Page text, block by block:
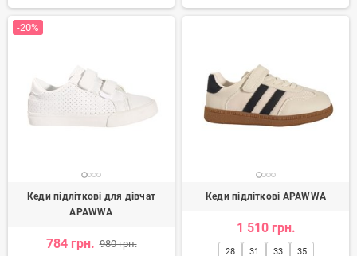
-20%
Кеди підліткові для дівчат
APAWWA
784 грн. 980 грн.
Кеди підліткові APAWWA
1 510 грн.
28 31 33 35